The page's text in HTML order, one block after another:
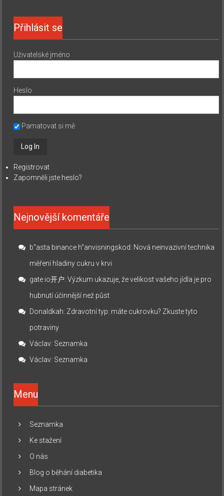
Přihlásit se
Uživatelské jméno
Heslo
Pamatovat si mě
Registrovat
Zapomněli jste heslo?
Nejnovější komentáře
b"asta binance h"anvisningskod: Nová neinvazivní technika
měření hladiny cukru v krvi
gate io开户:Výzkum ukazuje, že velikost vašeho jídla je pro
hubnutí účinnější než půst
Donaldkah: Zdravotní typ: máte cukrovku? Zkuste tyto
potraviny
Václav: Seznamka
Václav: Seznamka
Menu
Seznamka
Ke stažení
O nás
Blog o běhání diabetika
Mapa stránek